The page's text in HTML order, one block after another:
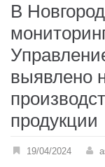
В
выявлено
продукции
19/04/2024